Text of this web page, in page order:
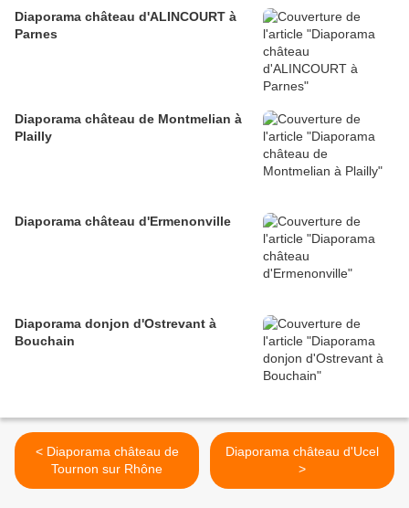
Diaporama château d'ALINCOURT à
Parnes
Diaporama château de Montmelian à
Plailly
Diaporama château d'Ermenonville
Diaporama donjon d'Ostrevant à
Bouchain
< Diaporama château de
Tournon sur Rhône
Diaporama château d'Ucel
>